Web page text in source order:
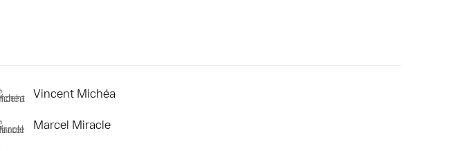
Vincent Michéa
Marcel Miracle